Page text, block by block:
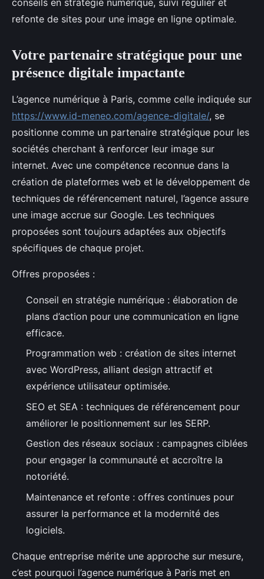
conseils en stratégie numérique, suivi régulier et
refonte de sites pour une image en ligne optimale.
Votre partenaire stratégique pour une
présence digitale impactante
L’agence numérique à Paris, comme celle indiquée sur
https://www.id-meneo.com/agence-digitale/, se
positionne comme un partenaire stratégique pour les
sociétés cherchant à renforcer leur image sur
internet. Avec une compétence reconnue dans la
création de plateformes web et le développement de
techniques de référencement naturel, l’agence assure
une image accrue sur Google. Les techniques
proposées sont toujours adaptées aux objectifs
spécifiques de chaque projet.
Offres proposées :
Conseil en stratégie numérique : élaboration de
plans d’action pour une communication en ligne
efficace.
Programmation web : création de sites internet
avec WordPress, alliant design attractif et
expérience utilisateur optimisée.
SEO et SEA : techniques de référencement pour
améliorer le positionnement sur les SERP.
Gestion des réseaux sociaux : campagnes ciblées
pour engager la communauté et accroître la
notoriété.
Maintenance et refonte : offres continues pour
assurer la performance et la modernité des
logiciels.
Chaque entreprise mérite une approche sur mesure,
c’est pourquoi l’agence numérique à Paris met en